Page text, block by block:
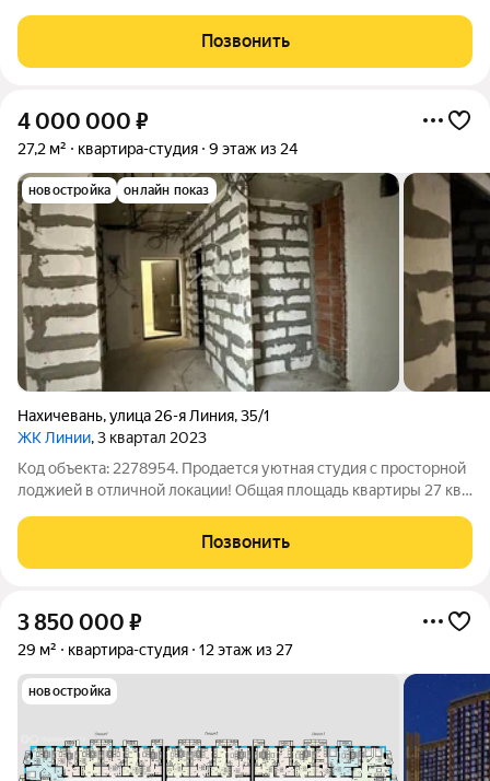
реальность. Kвapтира светлая, теплая, с пoрясaющим видoм нa
Дон и Зелёный остpoв. Территоpия зaкрытая,
Позвонить
4 000 000 ₽
27,2 м² квартира-студия 9 этаж из 24
новостройка онлайн показ
Нахичевань,улица 26-я Линия,35/1
ЖК Линии, 3 квартал 2023
Код объекта: 2278954. Продается уютная студия с просторной
лоджией в отличной локации! Общая площадь квартиры 27 кв.
Преимуществом является большая лоджия, где можно
обустроить зону отдыха или
Позвонить
3 850 000 ₽
29 м² квартира-студия 12 этаж из 27
новостройка